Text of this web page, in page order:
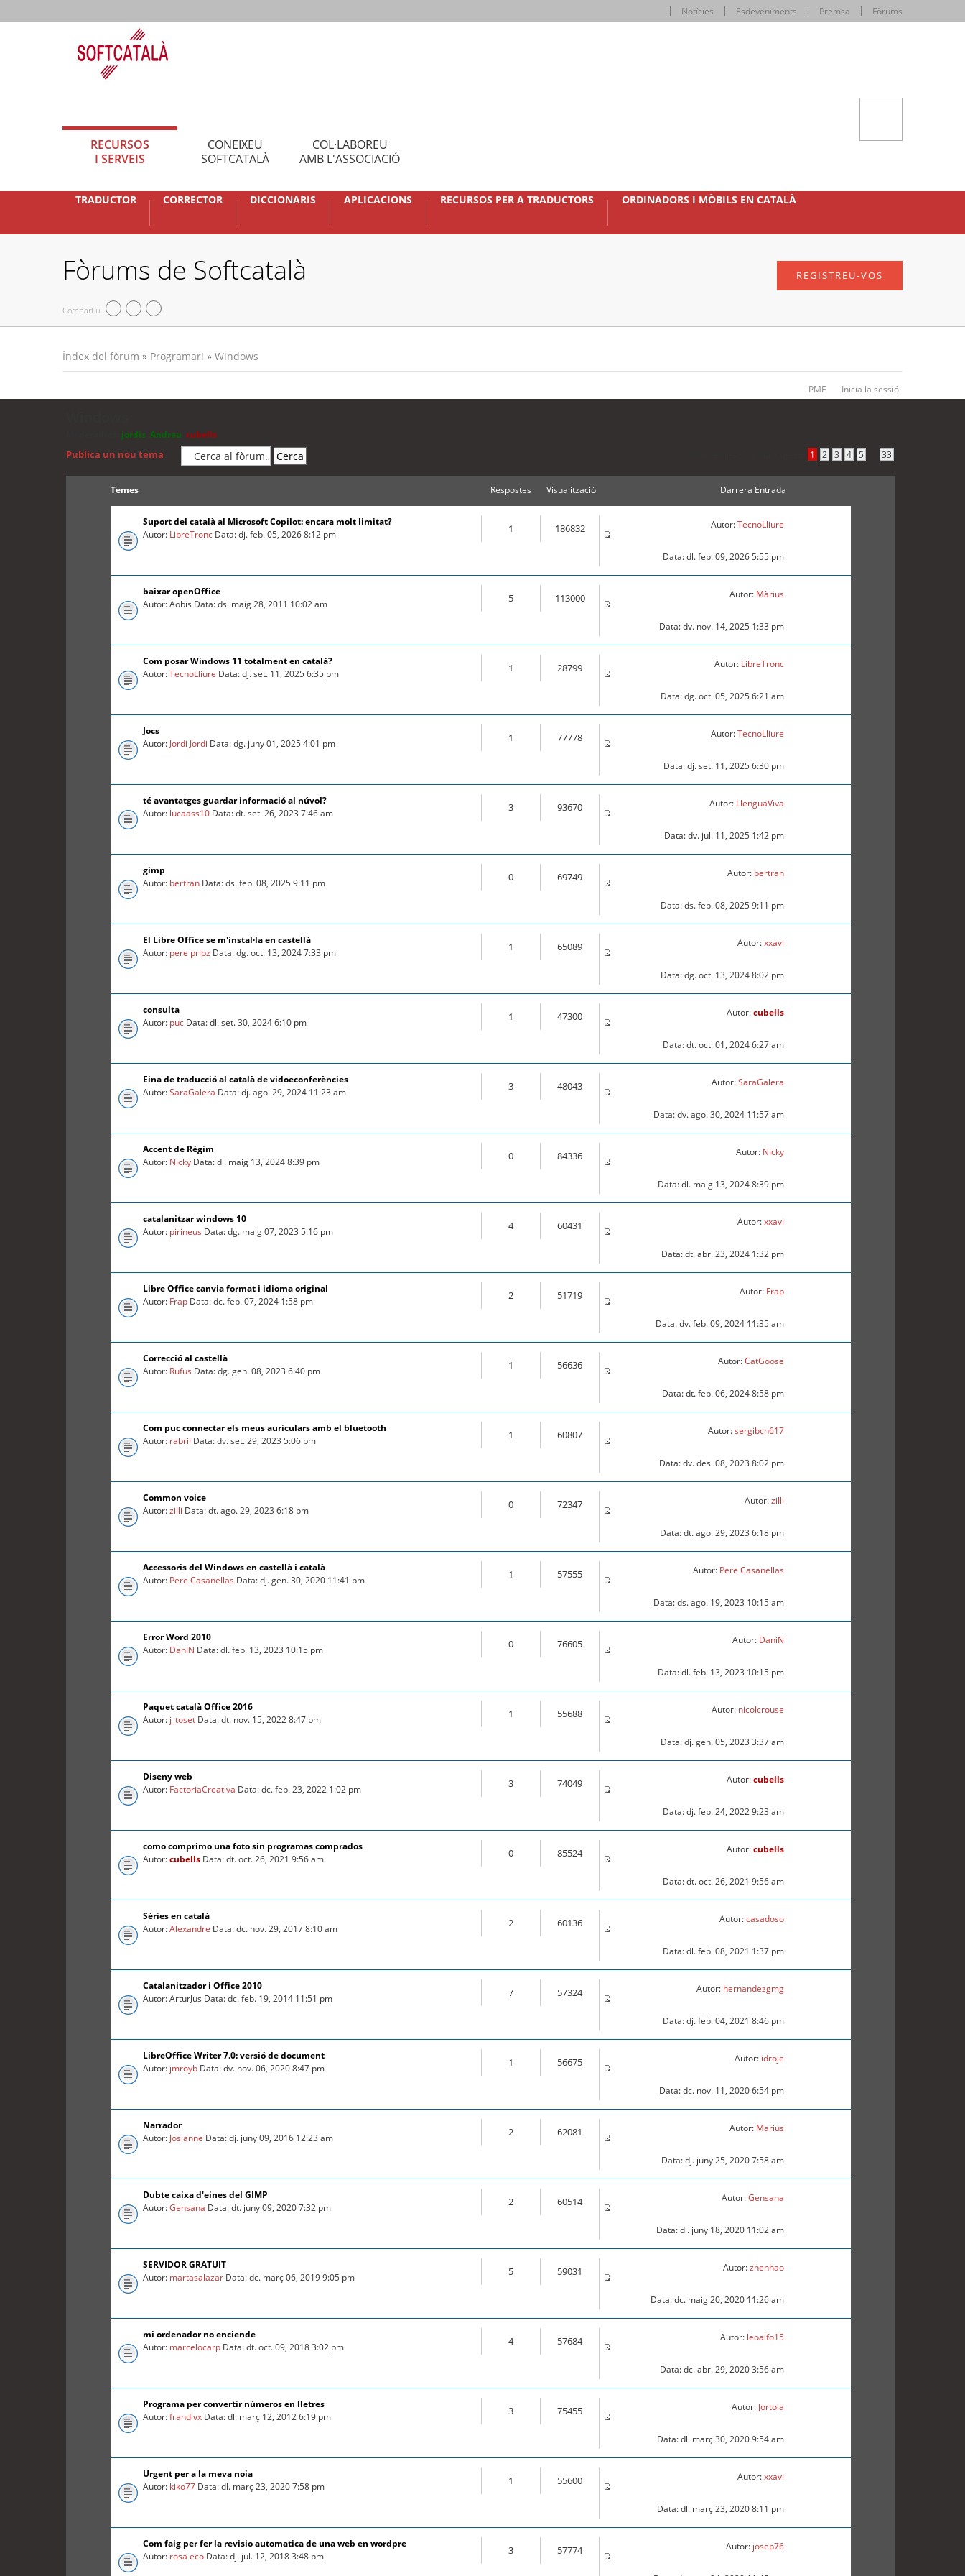
Notícies Esdeveniments Premsa Fòrums
RECURSOS
I SERVEIS
CONEIXEU
SOFTCATALÀ
COL·LABOREU
AMB L'ASSOCIACIÓ
TRADUCTOR CORRECTOR DICCIONARIS APLICACIONS RECURSOS PER A TRADUCTORS ORDINADORS I MÒBILS EN CATALÀ
Fòrums de Softcatalà
Compartiu
REGISTREU-VOS
Índex del fòrum » Programari » Windows
PMF Inicia la sessió
jordis Andreu cubells
Publica un nou tema 1 2 3 4 5 33
Temes Respostes Visualització Darrera Entrada
Suport del català al Microsoft Copilot: encara molt limitat?
Autor: LibreTronc Data: dj. feb. 05, 2026 8:12 pm 1 186832 Autor:TecnoLliure
Data: dl. feb. 09, 2026 5:55 pm
baixar openOffice
Autor: Aobis Data: ds. maig 28, 2011 10:02 am
5 113000 Autor: Màrius
Data: dv. nov. 14, 2025 1:33 pm
Com posar Windows 11 totalment en català?
Autor:TecnoLliure Data: dj. set. 11, 2025 6:35 pm 1 28799 Autor: LibreTronc
Data: dg. oct. 05, 2025 6:21 am
Jocs
Autor: Jordi Jordi Data: dg. juny 01, 2025 4:01 pm 1 77778 Autor:TecnoLliure
Data: dj. set. 11, 2025 6:30 pm
té avantatges guardar informació al núvol?
Autor: lucaass10 Data: dt. set. 26, 2023 7:46 am 3 93670 Autor: LlenguaViva
Data: dv. jul. 11, 2025 1:42 pm
gimp
Autor: bertran Data: ds. feb. 08, 2025 9:11 pm 0 69749 Autor: bertran
Data: ds. feb. 08, 2025 9:11 pm
El Libre Office se m'instal·la en castellà
Autor: pere prlpz Data: dg. oct. 13, 2024 7:33 pm 1 65089 Autor:xxavi
Data: dg. oct. 13, 2024 8:02 pm
consulta
Autor: puc Data: dl. set. 30, 2024 6:10 pm 1 47300 Autor:cubells
Data: dt. oct. 01, 2024 6:27 am
Eina de traducció al català de vidoeconferències
Autor:SaraGalera Data: dj. ago. 29, 2024 11:23 am 3 48043 Autor:SaraGalera
Data: dv. ago. 30, 2024 11:57 am
Accent de Règim
Autor: Nicky Data: dl. maig 13, 2024 8:39 pm 0 84336 Autor: Nicky
Data: dl. maig 13, 2024 8:39 pm
catalanitzar windows 10
Autor: pirineus Data: dg. maig 07, 2023 5:16 pm 4 60431 Autor:xxavi
Data: dt. abr. 23, 2024 1:32 pm
Libre Office canvia format i idioma original
Autor: Frap Data: dc. feb. 07, 2024 1:58 pm 2 51719 Autor: Frap
Data: dv. feb. 09, 2024 11:35 am
Correcció al castellà
Autor: Rufus Data: dg. gen. 08, 2023 6:40 pm 1 56636 Autor:CatGoose
Data: dt. feb. 06, 2024 8:58 pm
Com puc connectar els meus auriculars amb el bluetooth
Autor: rabril Data: dv. set. 29, 2023 5:06 pm 1 60807 Autor:sergibcn617
Data: dv. des. 08, 2023 8:02 pm
Common voice
Autor:zilli Data: dt. ago. 29, 2023 6:18 pm 0 72347 Autor:zilli
Data: dt. ago. 29, 2023 6:18 pm
Accessoris del Windows en castellà i català
Autor: Pere Casanellas Data: dj. gen. 30, 2020 11:41 pm 1 57555 Autor: Pere Casanellas
Data: ds. ago. 19, 2023 10:15 am
Error Word 2010
Autor: DaniN Data: dl. feb. 13, 2023 10:15 pm 0 76605 Autor: DaniN
Data: dl. feb. 13, 2023 10:15 pm
Paquet català Office 2016
Autor: j_toset Data: dt. nov. 15, 2022 8:47 pm 1 55688 Autor: nicolcrouse
Data: dj. gen. 05, 2023 3:37 am
Diseny web
Autor: FactoriaCreativa Data: dc. feb. 23, 2022 1:02 pm 3 74049 Autor:cubells
Data: dj. feb. 24, 2022 9:23 am
como comprimo una foto sin programas comprados
Autor:cubells Data: dt. oct. 26, 2021 9:56 am 0 85524 Autor:cubells
Data: dt. oct. 26, 2021 9:56 am
Sèries en català
Autor:Alexandre Data: dc. nov. 29, 2017 8:10 am 2 60136 Autor:casadoso
Data: dl. feb. 08, 2021 1:37 pm
Catalanitzador i Office 2010
Autor: ArturJus Data: dc. feb. 19, 2014 11:51 pm
7 57324 Autor: hernandezgmg
Data: dj. feb. 04, 2021 8:46 pm
LibreOffice Writer 7.0: versió de document
Autor: jmroyb Data: dv. nov. 06, 2020 8:47 pm 1 56675 Autor: idroje
Data: dc. nov. 11, 2020 6:54 pm
Narrador
Autor: Josianne Data: dj. juny 09, 2016 12:23 am 2 62081 Autor: Marius
Data: dj. juny 25, 2020 7:58 am
Dubte caixa d'eines del GIMP
Autor:Gensana Data: dt. juny 09, 2020 7:32 pm 2 60514 Autor:Gensana
Data: dj. juny 18, 2020 11:02 am
SERVIDOR GRATUIT
Autor: martasalazar Data: dc. març 06, 2019 9:05 pm 5 59031 Autor:zhenhao
Data: dc. maig 20, 2020 11:26 am
mi ordenador no enciende
Autor: marcelocarp Data: dt. oct. 09, 2018 3:02 pm 4 57684 Autor: leoalfo15
Data: dc. abr. 29, 2020 3:56 am
Programa per convertir números en lletres
Autor:frandivx Data: dl. març 12, 2012 6:19 pm 3 75455 Autor: Jortola
Data: dl. març 30, 2020 9:54 am
Urgent per a la meva noia
Autor: kiko77 Data: dl. març 23, 2020 7:58 pm 1 55600 Autor:xxavi
Data: dl. març 23, 2020 8:11 pm
Com faig per fer la revisio automatica de una web en wordpre
Autor: rosa eco Data: dj. jul. 12, 2018 3:48 pm 3 57774 Autor: josep76